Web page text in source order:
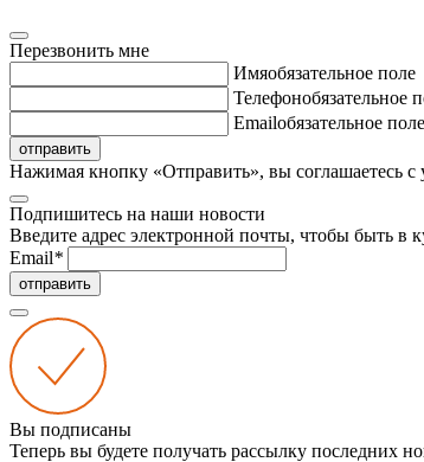
Перезвонить мне
Имяобязательное поле
Телефонобязательное
Emailобязательное поле
отправить
Нажимая кнопку «Отправить», вы соглашаетесь с
Подпишитесь на наши новости
Введите адрес электронной почты, чтобы быть в
Email*
отправить
Вы подписаны
Теперь вы будете получать рассылку последних